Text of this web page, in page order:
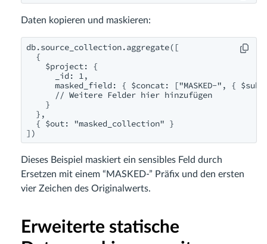
Daten kopieren und maskieren:
db.source_collection.aggregate([
  {
    $project: {
      _id: 1,
masked_field: { $concat: ["MASKED-", {
      // Weitere Felder hier hinzufügen
    }
  },
  { $out: "masked_collection" }
])
Dieses Beispiel maskiert ein sensibles Feld durch
Ersetzen mit einem “MASKED-” Präfix und den ersten
vier Zeichen des Originalwerts.
Erweiterte statische